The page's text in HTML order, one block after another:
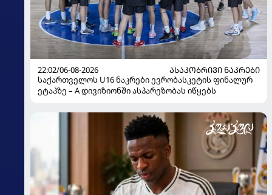
22:02/06-08-2026
ᲐᲡᲐᲙᲝᲑᲠᲘᲕᲘ ᲜᲐᲙᲠᲔᲑᲘ
საქართველოს U16 ნაკრები ევრობასკეტის ფინალურ
ეტაპზე – A დივიზიონში ასპარეზობას იწყებს